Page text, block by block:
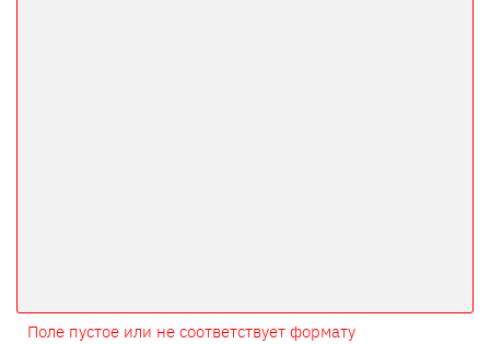
Поле пустое или не соответствует формату